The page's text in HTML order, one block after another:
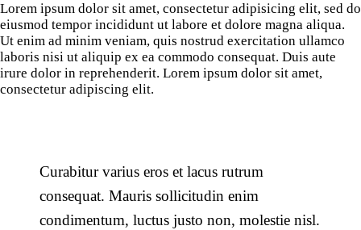
Lorem ipsum dolor sit amet, consectetur adipisicing elit, sed do
eiusmod tempor incididunt ut labore et dolore magna aliqua.
Ut enim ad minim veniam, quis nostrud exercitation ullamco
laboris nisi ut aliquip ex ea commodo consequat. Duis aute
irure dolor in reprehenderit. Lorem ipsum dolor sit amet,
consectetur adipiscing elit.
Curabitur varius eros et lacus rutrum
consequat. Mauris sollicitudin enim
condimentum, luctus justo non, molestie nisl.